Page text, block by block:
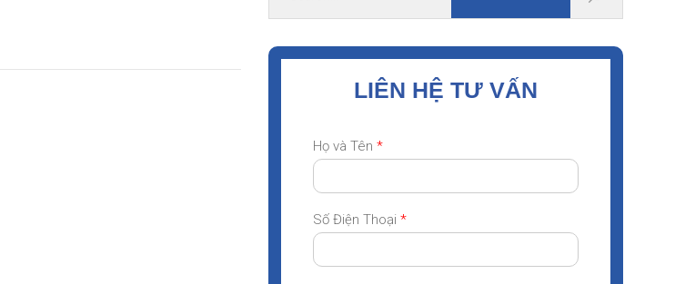
LIÊN HỆ TƯ VẤN
Họ và Tên *
Số Điện Thoại *